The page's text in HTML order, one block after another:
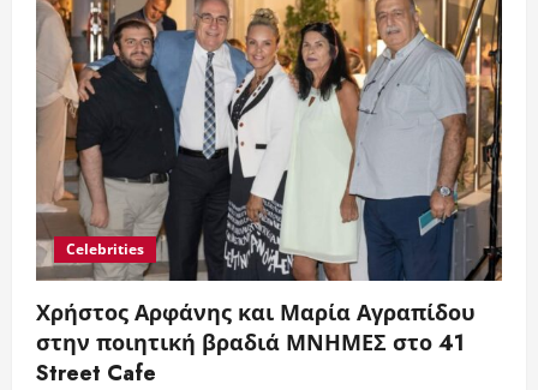
Χρήστος
Αρφάνης
στην
βραδιά
προς
τιμήν
των
εκλιπόντων
σεναριογράφων
Ε.Σ.Ε.
Celebrities
Χρήστος Αρφάνης και Μαρία Αγραπίδου
στην ποιητική βραδιά ΜΝΗΜΕΣ στο 41
Street Cafe